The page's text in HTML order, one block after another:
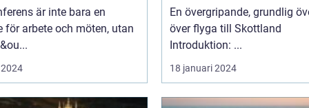
är inte bara en
för arbete och möten, utan
En övergripande, grundlig
över flyga till Skottland
Introduktion: ...
18 januari 2024